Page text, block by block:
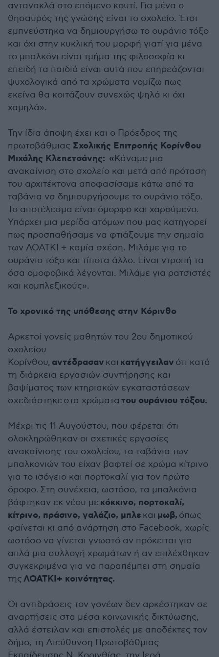
αντανακλά στο επόμενο κουτί. Για μένα ο
θησαυρός της γνώσης είναι το σχολείο. Έτσι
εμπνεύστηκα να δημιουργήσω το ουράνιο τόξο
και όχι στην κυκλική του μορφή γιατί για μένα
το μπαλκόνι είναι τμήμα της φιλοσοφία κι
επειδή τα παιδιά είναι αυτά που επηρεάζονται
ψυχολογικά από τα χρώματα νομίζω πως
εκείνα θα κοιτάζουν συνεχώς ψηλά κι όχι
χαμηλά».
Την ίδια άποψη έχει και ο Πρόεδρος της
πρωτοβάθμιας Σχολικής Επιτροπής Κορίνθου
Μιχάλης Κλεπετσάνης: «Κάναμε μια
ανακαίνιση στο σχολείο και μετά από πρόταση
του αρχιτέκτονα αποφασίσαμε κάτω από τα
ταβάνια να δημιουργήσουμε το ουράνιο τόξο.
Το αποτέλεσμα είναι όμορφο και χαρούμενο.
Υπάρχει μια μερίδα ατόμων που μας κατηγορεί
πως προσπαθήσαμε να φτιάξουμε την σημαία
των ΛΟΑΤΚΙ + καμία σχέση. Μιλάμε για το
ουράνιο τόξο και τίποτα άλλο. Είναι ντροπή τα
όσα ομοφοβικά λέγονται. Μιλάμε για ρατσιστές
και κομπλεξικούς».
Το χρονικό της υπόθεσης στην Κόρινθο
Αρκετοί γονείς μαθητών του 2ου δημοτικού
σχολείου
Κορίνθου, αντέδρασαν και κατήγγειλαν ότι κατά
τη διάρκεια εργασιών συντήρησης και
βαψίματος των κτηριακών εγκαταστάσεων
σχεδιάστηκε στα χρώματα του ουράνιου τόξου.
Μέχρι τις 11 Αυγούστου, που φέρεται ότι
ολοκληρώθηκαν οι σχετικές εργασίες
ανακαίνισης του σχολείου, τα ταβάνια των
μπαλκονιών του είχαν βαφτεί σε χρώμα κίτρινο
για το ισόγειο και πορτοκαλί για τον πρώτο
όροφο. Στη συνέχεια, ωστόσο, τα μπαλκόνια
βάφτηκαν εκ νέου με κόκκινο, πορτοκαλί,
κίτρινο, πράσινο, γαλάζιο, μπλε και μωβ, όπως
φαίνεται κι από ανάρτηση στο Facebook, χωρίς
ωστόσο να γίνεται γνωστό αν πρόκειται για
απλά μια συλλογή χρωμάτων ή αν επιλέχθηκαν
συγκεκριμένα για να παραπέμπει στη σημαία
τηςΛΟΑΤΚΙ+ κοινότητας.
Οι αντιδράσεις τον γονέων δεν αρκέστηκαν σε
αναρτήσεις στα μέσα κοινωνικής δικτύωσης,
αλλά έστειλαν και επιστολές με αποδέκτες τον
δήμο, τη Διεύθυνση Πρωτοβάθμιας